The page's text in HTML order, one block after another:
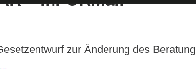
zur Änderung des